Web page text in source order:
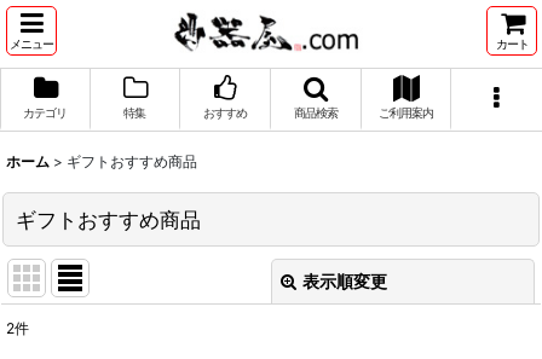
メニュー カート
カテゴリ 特集 おすすめ 商品検索 ご利用案内
ホーム > ギフトおすすめ商品
ギフトおすすめ商品
表示順変更
2件